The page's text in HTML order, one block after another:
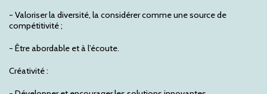
- Valoriser la diversité, la considérer comme une source de
compétitivité ;
- Être abordable et à l’écoute.
Créativité :